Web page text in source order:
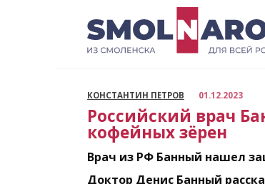
КОНСТАНТИН ПЕТРОВ 01.12.2023
Российский врач
кофейных зёрен
Врач из РФ Банный нашел
Доктор Денис Банный